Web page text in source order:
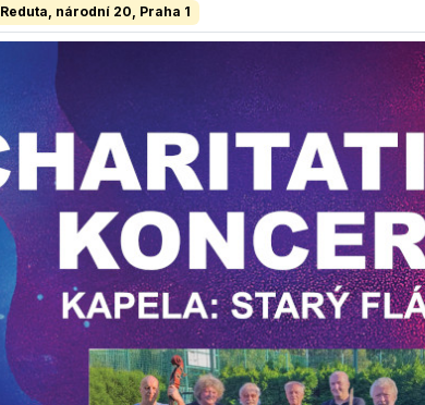
Reduta, národní 20, Praha 1